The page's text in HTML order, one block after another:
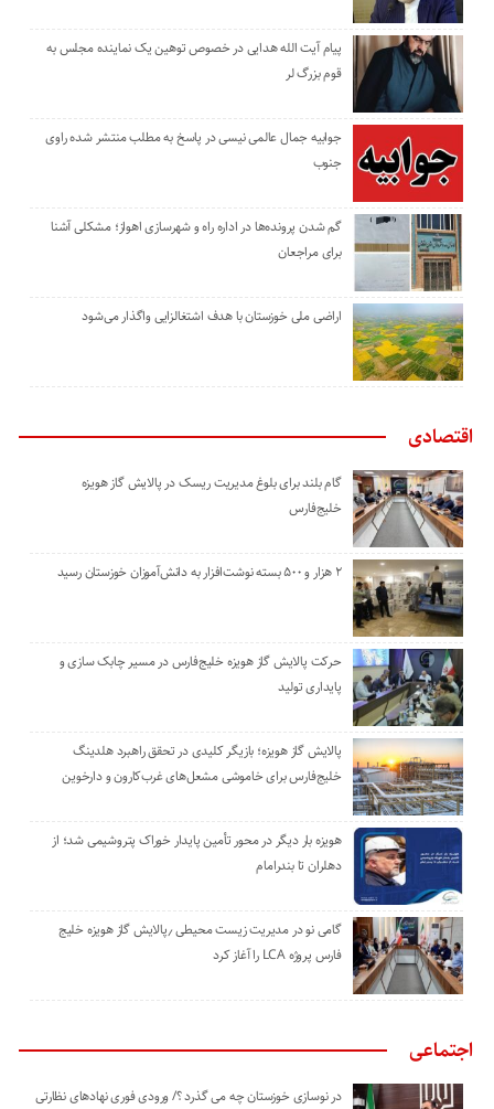
پیام آیت الله هدایی در خصوص توهین یک نماینده مجلس به
قوم بزرگ لر
جوابیه جمال عالمی نیسی در پاسخ به مطلب منتشر شده راوی
جنوب
گم شدن پرونده‌ها در اداره راه و شهرسازی اهواز؛ مشکلی آشنا
برای مراجعان
اراضی ملی خوزستان با هدف اشتغالزایی واگذار می‌شود
اقتصادی
گام بلند برای بلوغ مدیریت ریسک در پالایش گاز هویزه
خلیج‌فارس
۲ هزار و ۵۰۰ بسته نوشت‌افزار به دانش‌آموزان خوزستان رسید
حرکت پالایش گاز هویزه خلیج‌فارس در مسیر چابک سازی و
پایداری تولید
پالایش گاز هویزه؛ بازیگر کلیدی در تحقق راهبرد هلدینگ
خلیج‌فارس برای خاموشی مشعل‌های غرب‌کارون و دارخوین
هویزه بار دیگر در محور تأمین پایدار خوراک پتروشیمی شد؛ از
دهلران تا بندرامام
گامی نو در مدیریت زیست ‌محیطی ٫پالایش گاز هویزه خلیج
‌فارس پروژه LCA را آغاز کرد
اجتماعی
در نوسازی خوزستان چه می گذرد ؟/ ورودی فوری نهادهای نظارتی